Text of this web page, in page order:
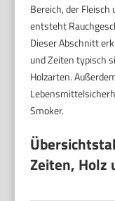
Bereich, der
entsteht
Dieser Abschnitt
und Zeiten typisch
Holzarten.
Smoker.
Zeiten, Holz